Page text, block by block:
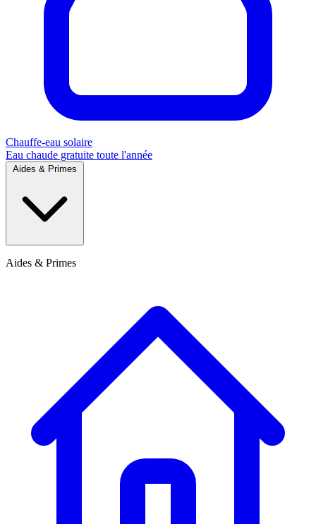
Chauffe-eau solaire
Eau chaude gratuite toute l'année
Aides & Primes